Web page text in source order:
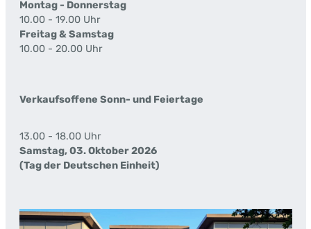
Montag - Donnerstag
10.00 - 19.00 Uhr
Freitag & Samstag
10.00 - 20.00 Uhr
Verkaufsoffene Sonn- und Feiertage
13.00 - 18.00 Uhr
Samstag, 03. Oktober 2026
(Tag der Deutschen Einheit)